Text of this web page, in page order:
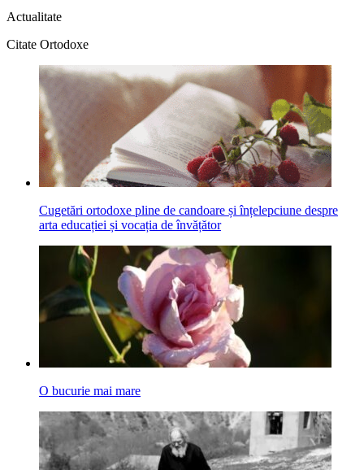
Actualitate
Citate Ortodoxe
Cugetări ortodoxe pline de candoare și înțelepciune despre
arta educației și vocația de învățător
O bucurie mai mare